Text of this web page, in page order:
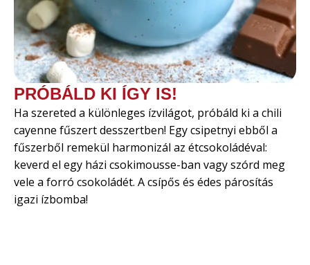
PRÓBÁLD KI ÍGY IS!
Ha szereted a különleges ízvilágot, próbáld ki a chili
cayenne fűszert desszertben! Egy csipetnyi ebből a
fűszerből remekül harmonizál az étcsokoládéval:
keverd el egy házi csokimousse-ban vagy szórd meg
vele a forró csokoládét. A csípős és édes párosítás
igazi ízbomba!